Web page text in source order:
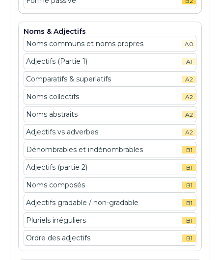
Noms & Adjectifs
Noms communs et noms propres
A0
Adjectifs (Partie 1) A1
Comparatifs & superlatifs A2
Noms collectifs A2
Noms abstraits A2
Adjectifs vs adverbes A2
Dénombrables et indénombrables B1
Adjectifs (partie 2) B1
Noms composés B1
Adjectifs gradable / non-gradable B1
Pluriels irréguliers B1
Ordre des adjectifs B1